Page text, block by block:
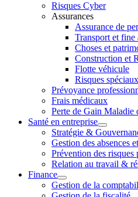
Risques Cyber
Assurances
Assurance de
Transport et fine
Choses et
Construction et
Flotte véhicule
Risques spéciaux
Prévoyance
Frais médicaux
Perte de Gain Maladie
Santé en entreprise
Stratégie &
Gestion des absences
Prévention des risques
Relation au travail &
Finance
Gestion de la